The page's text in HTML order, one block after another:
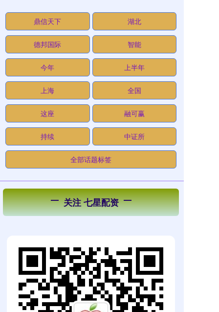
鼎信天下 湖北
德邦国际 智能
今年 上半年
上海 全国
这座 融可赢
持续 中证所
全部话题标签
关注 七星配资